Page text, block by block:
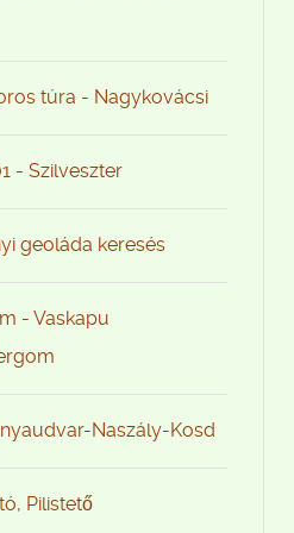
túra - Nagykovácsi
- Szilveszter
geoláda keresés
- Vaskapu
Naszály-Kosd
Pilistető